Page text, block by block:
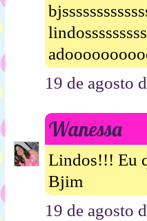
19 de agosto
Wanessa
Lindos!!! Eu
Bjim
19 de agosto